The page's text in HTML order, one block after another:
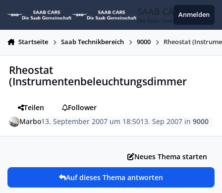
SAAB CARS
Die Saab Gemeinschaft
Anmelden
Startseite Saab Technikbereich 9000 Rheostat
Rheostat
(Instrumentenbeleuchtungsdimmer
Teilen
Follower
Marbo13. September 2007 um 18:5013. Sep 2007 in9000
Neues Thema starten
Auf dieses Thema antworten